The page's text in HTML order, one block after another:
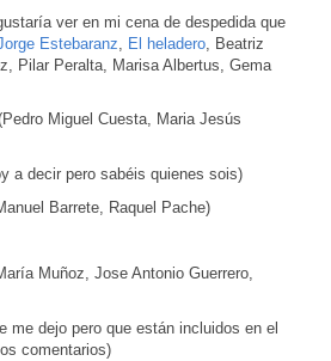
ver en mi cena de despedida que
Estebaranz El heladero, Beatriz
Pilar Peralta, Marisa Albertus, Gema
Miguel Cuesta, Maria Jesús
a decir pero sabéis quienes sois)
Barrete, Raquel Pache)
Muñoz, Jose Antonio Guerrero,
me dejo pero que están incluidos en el
comentarios)